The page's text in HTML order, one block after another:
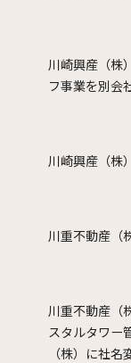
川崎興産（株
フ事業を別会
川崎興産（株
川重不動産（
川重不動産（
スタルタワー
（株）に社名